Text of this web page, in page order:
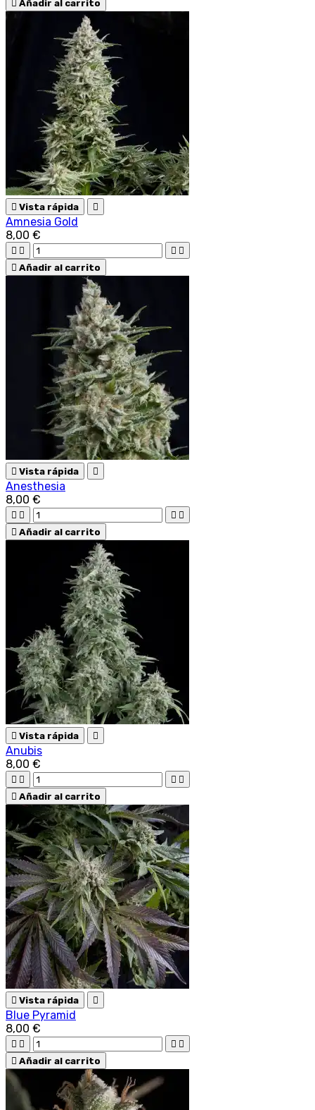
Añadir al carrito
 Vista rápida 
Amnesia Gold
8,00 €
   
 Añadir al carrito
 Vista rápida 
Anesthesia
8,00 €
   
 Añadir al carrito
 Vista rápida 
Anubis
8,00 €
   
 Añadir al carrito
 Vista rápida 
Blue Pyramid
8,00 €
   
 Añadir al carrito